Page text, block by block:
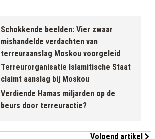
Schokkende beelden: Vier zwaar
mishandelde verdachten van
terreuraanslag Moskou voorgeleid
Terreurorganisatie Islamitische Staat
claimt aanslag bij Moskou
Verdiende Hamas miljarden op de
beurs door terreuractie?
Volgend artikel